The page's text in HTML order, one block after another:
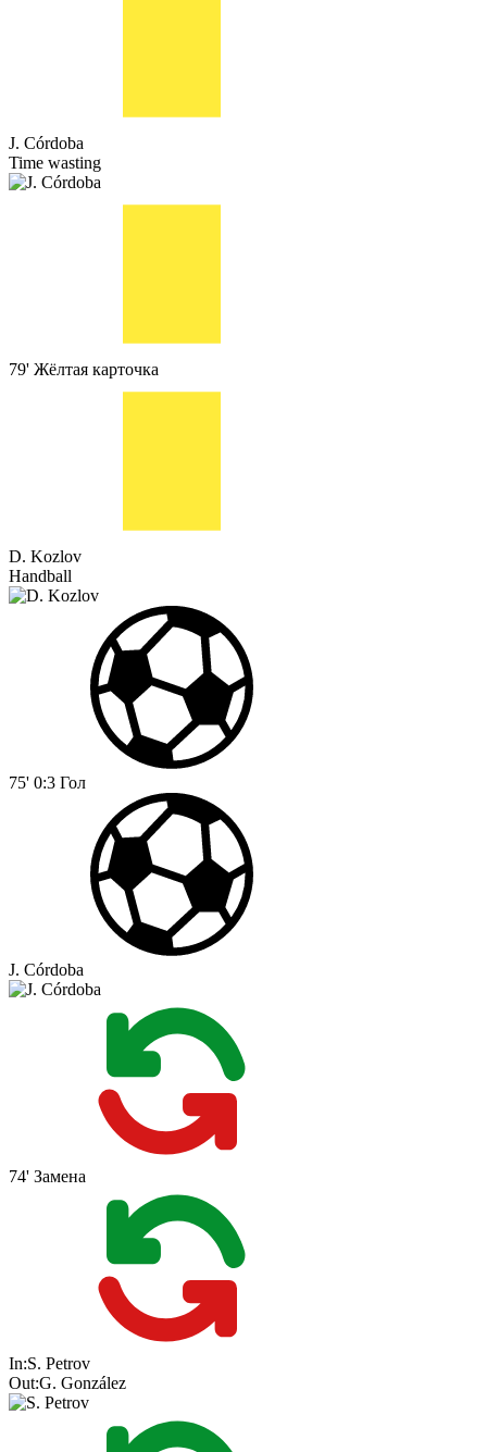
J. Córdoba
Time wasting
79' Жёлтая карточка
D. Kozlov
Handball
75' 0:3 Гол
J. Córdoba
74' Замена
In:S. Petrov
Out:G. González